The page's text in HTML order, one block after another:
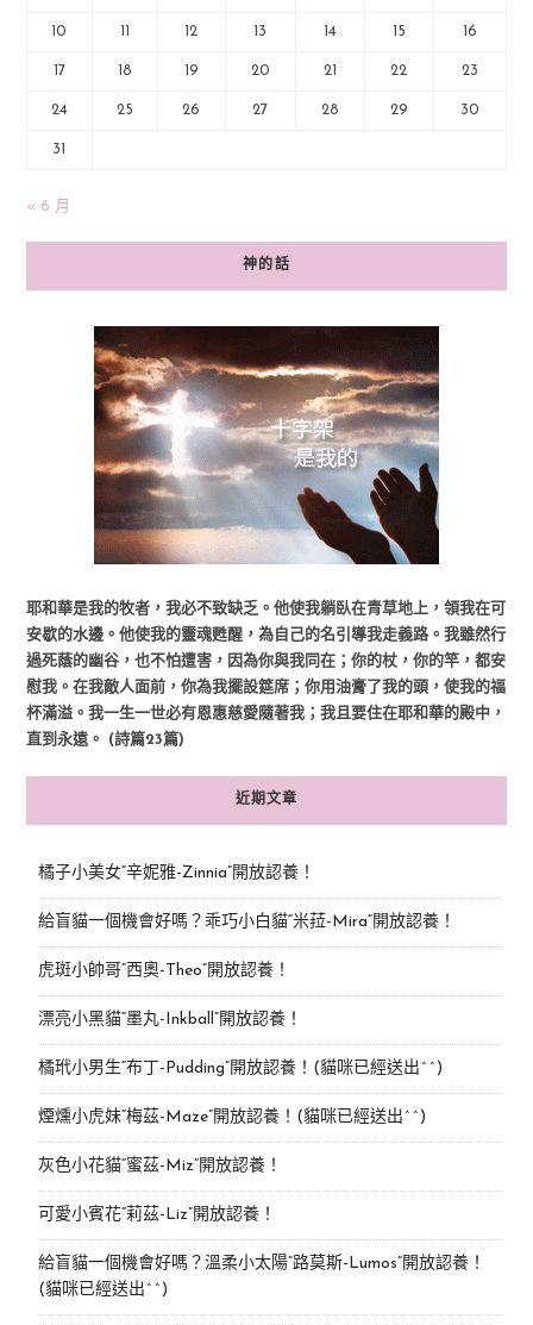
10 12 13 14 15 16
17 18 19 20 21 22 23
24 25 26 27 28 29 30
31
« 6 月
神的話
耶和華是我的牧者，我必不致缺乏。他使我躺臥在青草地上，領我在可
安歇的水邊。他使我的靈魂甦醒，為自己的名引導我走義路。我雖然行
過死蔭的幽谷，也不怕遭害，因為你與我同在；你的杖，你的竿，都安
慰我。在我敵人面前，你為我擺設筵席；你用油膏了我的頭，使我的福
杯滿溢。我一生一世必有恩惠慈愛隨著我；我且要住在耶和華的殿中，
直到永遠。 (詩篇23篇)
近期文章
橘子小美女“辛妮雅-Zinnia”開放認養！
給盲貓一個機會好嗎？乖巧小白貓“米菈-Mira”開放認養！
虎斑小帥哥“西奧-Theo”開放認養！
漂亮小黑貓“墨丸-Inkball”開放認養！
橘玳小男生“布丁-Pudding”開放認養！(貓咪已經送出^^)
煙燻小虎妹“梅茲-Maze”開放認養！(貓咪已經送出^^)
灰色小花貓“蜜茲-Miz”開放認養！
可愛小賓花“莉茲-Liz”開放認養！
給盲貓一個機會好嗎？溫柔小太陽“路莫斯-Lumos”開放認養！
(貓咪已經送出^^)